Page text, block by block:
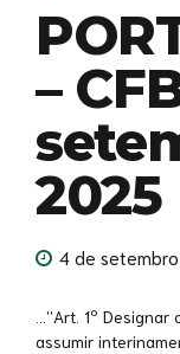
–
2025
4 de
…”Art. 1º
assumir